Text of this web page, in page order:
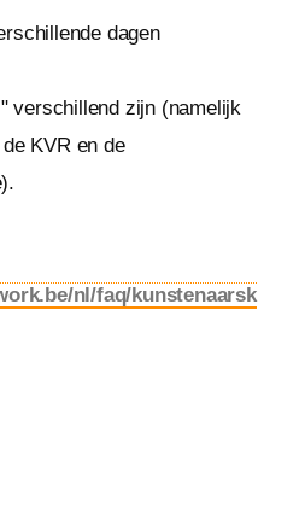
dagen
verschillend zijn (namelijk
KVR en de
nl/faq/kunstenaarsk